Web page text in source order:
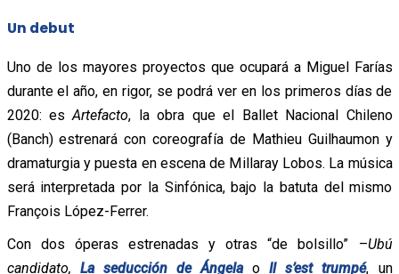
Un debut
Uno de los mayores proyectos que ocupará a Miguel Farías
durante el año, en rigor, se podrá ver en los primeros días de
2020: esArtefacto, la obra que el Ballet Nacional Chileno
(Banch) estrenará con coreografía de Mathieu Guilhaumon y
dramaturgia y puesta en escena de Millaray Lobos. La música
será interpretada por la Sinfónica, bajo la batuta del mismo
François López-Ferrer.
Con dos óperas estrenadas y otras “de bolsillo” –Ubú
candidato, La seducción de Ángela o Il s’est trumpé, un